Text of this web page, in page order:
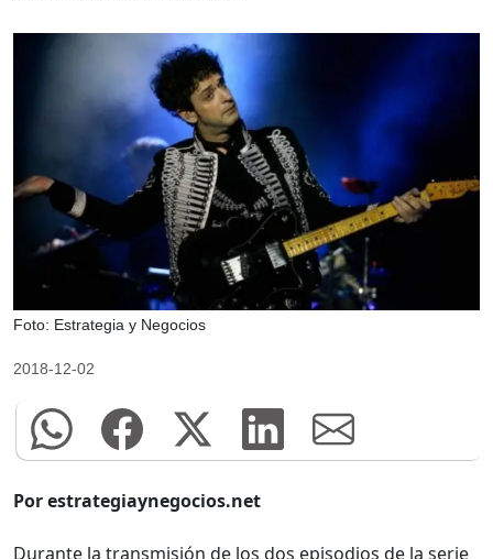
Foto: Estrategia y Negocios
2018-12-02
Por estrategiaynegocios.net
Durante la transmisión de los dos episodios de la serie